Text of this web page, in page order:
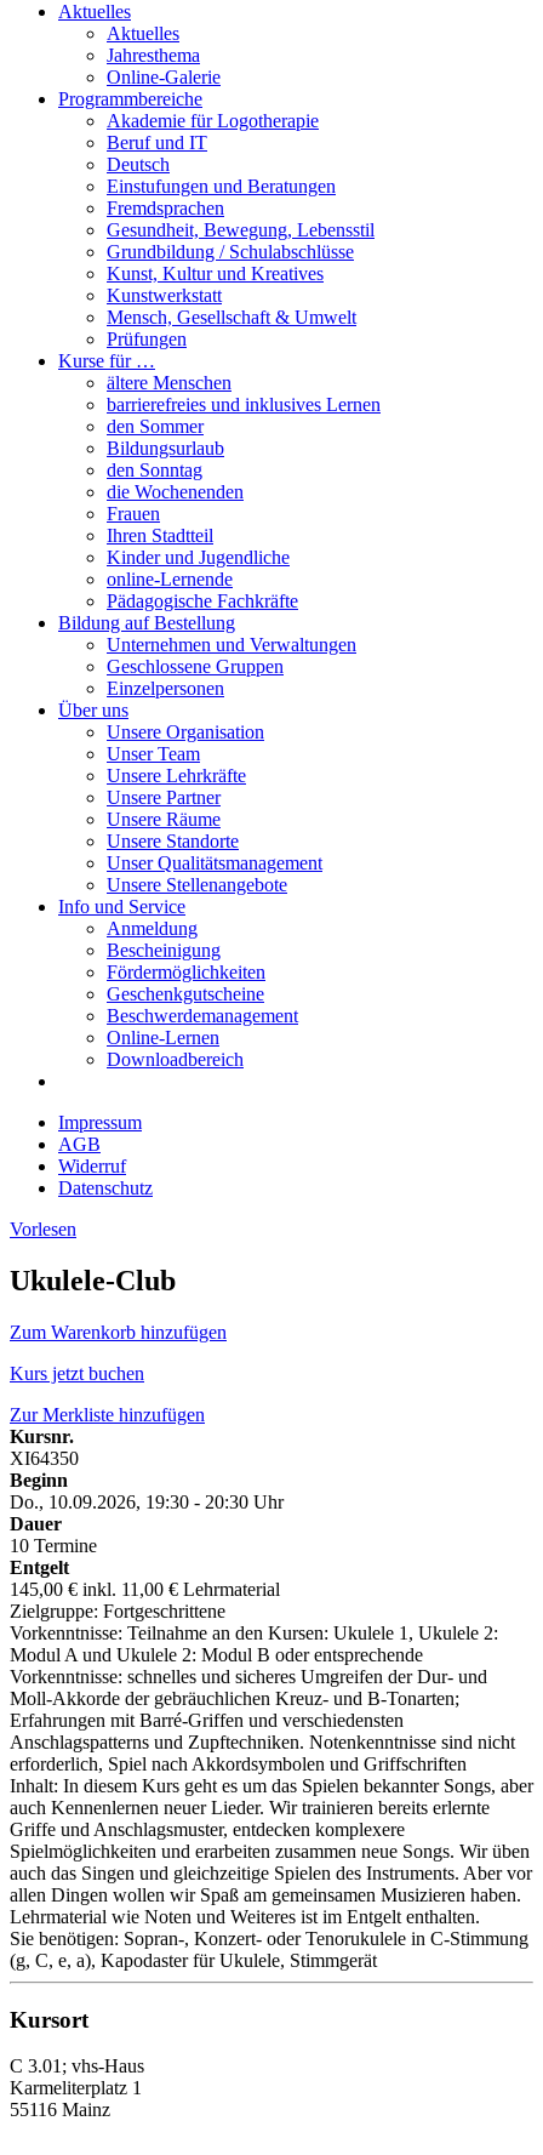
Aktuelles
Aktuelles
Jahresthema
Online-Galerie
Programmbereiche
Akademie für Logotherapie
Beruf und IT
Deutsch
Einstufungen und Beratungen
Fremdsprachen
Gesundheit, Bewegung, Lebensstil
Grundbildung / Schulabschlüsse
Kunst, Kultur und Kreatives
Kunstwerkstatt
Mensch, Gesellschaft & Umwelt
Prüfungen
Kurse für …
ältere Menschen
barrierefreies und inklusives Lernen
den Sommer
Bildungsurlaub
den Sonntag
die Wochenenden
Frauen
Ihren Stadtteil
Kinder und Jugendliche
online-Lernende
Pädagogische Fachkräfte
Bildung auf Bestellung
Unternehmen und Verwaltungen
Geschlossene Gruppen
Einzelpersonen
Über uns
Unsere Organisation
Unser Team
Unsere Lehrkräfte
Unsere Partner
Unsere Räume
Unsere Standorte
Unser Qualitätsmanagement
Unsere Stellenangebote
Info und Service
Anmeldung
Bescheinigung
Fördermöglichkeiten
Geschenkgutscheine
Beschwerdemanagement
Online-Lernen
Downloadbereich
Impressum
AGB
Widerruf
Datenschutz
Vorlesen
Ukulele-Club
Zum Warenkorb hinzufügen
Kurs jetzt buchen
Zur Merkliste hinzufügen
Kursnr.
XI64350
Beginn
Do., 10.09.2026, 19:30 - 20:30 Uhr
Dauer
10 Termine
Entgelt
145,00 € inkl. 11,00 € Lehrmaterial
Zielgruppe: Fortgeschrittene
Vorkenntnisse: Teilnahme an den Kursen: Ukulele 1, Ukulele 2:
Modul A und Ukulele 2: Modul B oder entsprechende
Vorkenntnisse: schnelles und sicheres Umgreifen der Dur- und
Moll-Akkorde der gebräuchlichen Kreuz- und B-Tonarten;
Erfahrungen mit Barré-Griffen und verschiedensten
Anschlagspatterns und Zupftechniken. Notenkenntnisse sind nicht
erforderlich, Spiel nach Akkordsymbolen und Griffschriften
Inhalt: In diesem Kurs geht es um das Spielen bekannter Songs, aber
auch Kennenlernen neuer Lieder. Wir trainieren bereits erlernte
Griffe und Anschlagsmuster, entdecken komplexere
Spielmöglichkeiten und erarbeiten zusammen neue Songs. Wir üben
auch das Singen und gleichzeitige Spielen des Instruments. Aber vor
allen Dingen wollen wir Spaß am gemeinsamen Musizieren haben.
Lehrmaterial wie Noten und Weiteres ist im Entgelt enthalten.
Sie benötigen: Sopran-, Konzert- oder Tenorukulele in C-Stimmung
(g, C, e, a), Kapodaster für Ukulele, Stimmgerät
Kursort
C 3.01; vhs-Haus
Karmeliterplatz 1
55116 Mainz